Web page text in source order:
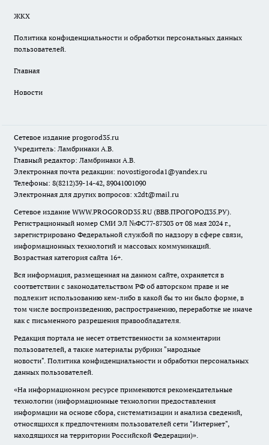
ЖКХ
Политика конфиденциальности и обработки персональных данных
пользователей.
Главная
Новости
Сетевое издание progorod35.ru
Учредитель: Ламбринаки А.В.
Главный редактор: Ламбринаки А.В.
Электронная почта редакции: novostigoroda1@yandex.ru
Телефоны: 8(8212)39-14-42, 89041001090
Электронная для других вопросов: x2dt@mail.ru
Сетевое издание WWW.PROGOROD35.RU (ВВВ.ПРОГОРОД35.РУ).
Регистрационный номер СМИ ЭЛ №ФС77-87303 от 08 мая 2024 г.,
зарегистрировано Федеральной службой по надзору в сфере связи,
информационных технологий и массовых коммуникаций.
Возрастная категория сайта 16+.
Вся информация, размещенная на данном сайте, охраняется в
соответствии с законодательством РФ об авторском праве и не
подлежит использованию кем-либо в какой бы то ни было форме, в
том числе воспроизведению, распространению, переработке не иначе
как с письменного разрешения правообладателя.
Редакция портала не несет ответственности за комментарии
пользователей, а также материалы рубрики "народные
новости". Политика конфиденциальности и обработки персональных
данных пользователей.
«На информационном ресурсе применяются рекомендательные
технологии (информационные технологии предоставления
информации на основе сбора, систематизации и анализа сведений,
относящихся к предпочтениям пользователей сети "Интернет",
находящихся на территории Российской Федерации)».